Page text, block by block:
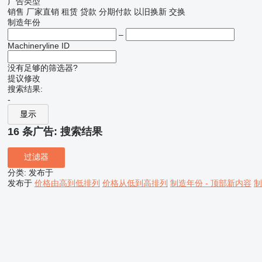
销售 厂家直销 租赁 贷款 分期付款 以旧换新 交换
制造年份
–
Machineryline ID
没有足够的筛选器?
提议修改
搜索结果:
-
显示
16 条广告: 搜索结果
过滤器
分类: 发布于
发布于 价格由高到低排列 价格从低到高排列 制造年份 - 顶部新内容